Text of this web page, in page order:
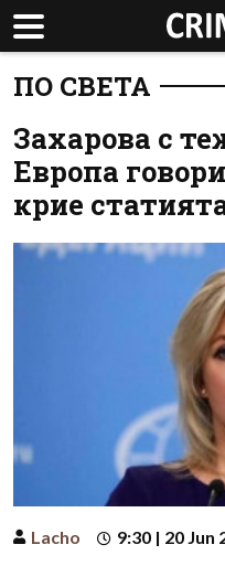
ПО СВЕТА
Захарова с
Европа
крие
Lacho 9:30 | 20 Jun